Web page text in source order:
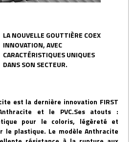
LA NOUVELLE GOUTTIÈRE COEX
INNOVATION, AVEC
CARACTÉRISTIQUES UNIQUES
DANS SON SECTEUR.
est la dernière innovation FIRST
et le PVC.Ses atouts :
pour le coloris, légèreté et
le plastique. Le modèle Anthracite